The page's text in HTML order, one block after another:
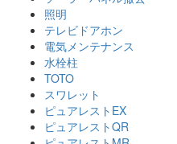
照明
テレビドアホン
電気メンテナンス
水栓柱
TOTO
スワレット
ピュアレストEX
ピュアレストQR